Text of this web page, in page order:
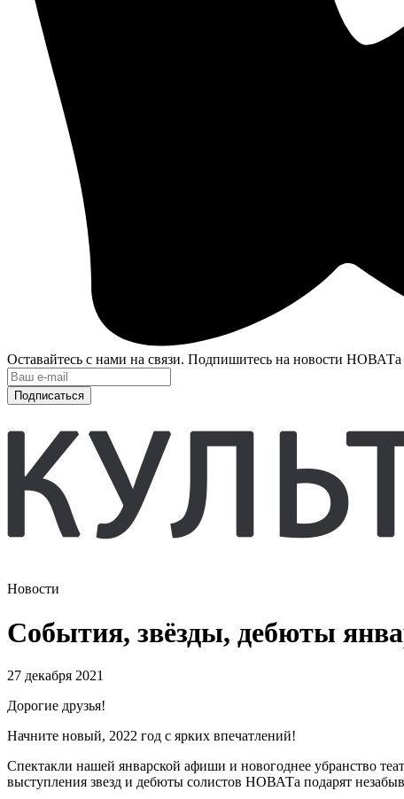
Оставайтесь с нами на связи. Подпишитесь на новости НОВАТа
Подписаться
Новости
События, звёзды, дебюты
27 декабря 2021
Дорогие друзья!
Начните новый, 2022 год с ярких впечатлений!
Спектакли нашей январской афиши и новогоднее убранство
выступления звезд и дебюты солистов НОВАТа подарят